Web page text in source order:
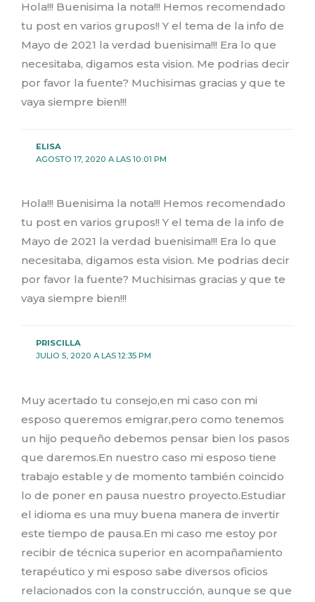
Hola!!! Buenisima la nota!!! Hemos recomendado
tu post en varios grupos!! Y el tema de la info de
Mayo de 2021 la verdad buenisima!!! Era lo que
necesitaba, digamos esta vision. Me podrias decir
por favor la fuente? Muchisimas gracias y que te
vaya siempre bien!!!
ELISA
AGOSTO 17, 2020 A LAS 10:01 PM
Hola!!! Buenisima la nota!!! Hemos recomendado
tu post en varios grupos!! Y el tema de la info de
Mayo de 2021 la verdad buenisima!!! Era lo que
necesitaba, digamos esta vision. Me podrias decir
por favor la fuente? Muchisimas gracias y que te
vaya siempre bien!!!
PRISCILLA
JULIO 5, 2020 A LAS 12:35 PM
Muy acertado tu consejo,en mi caso con mi
esposo queremos emigrar,pero como tenemos
un hijo pequeño debemos pensar bien los pasos
que daremos.En nuestro caso mi esposo tiene
trabajo estable y de momento también coincido
lo de poner en pausa nuestro proyecto.Estudiar
el idioma es una muy buena manera de invertir
este tiempo de pausa.En mi caso me estoy por
recibir de técnica superior en acompañamiento
terapéutico y mi esposo sabe diversos oficios
relacionados con la construcción, aunque se que